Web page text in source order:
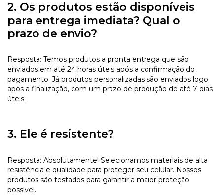
2. Os produtos estão disponíveis
para entrega imediata? Qual o
prazo de envio?
Resposta: Temos produtos a pronta entrega que são
enviados em até 24 horas úteis após a confirmação do
pagamento. Já produtos personalizadas são enviados logo
após a finalização, com um prazo de produção de até 7 dias
úteis.
3. Ele é resistente?
Resposta: Absolutamente! Selecionamos materiais de alta
resistência e qualidade para proteger seu celular. Nossos
produtos são testados para garantir a maior proteção
possível.